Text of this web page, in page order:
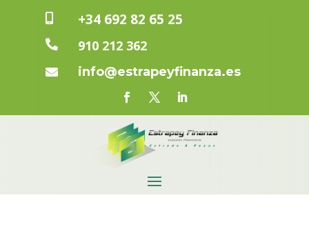
 +34 692 82 65 25
 910 212 362
 info@estrapeyfinanza.es